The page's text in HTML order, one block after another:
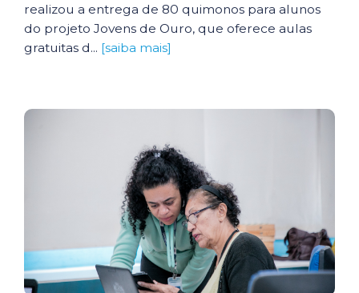
realizou a entrega de 80 quimonos para alunos
do projeto Jovens de Ouro, que oferece aulas
gratuitas d... [saiba mais]